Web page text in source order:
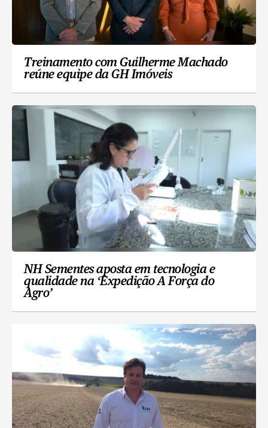
Treinamento com Guilherme Machado
reúne equipe da GH Imóveis
NH Sementes aposta em tecnologia e
qualidade na ‘Expedição A Força do
Agro’